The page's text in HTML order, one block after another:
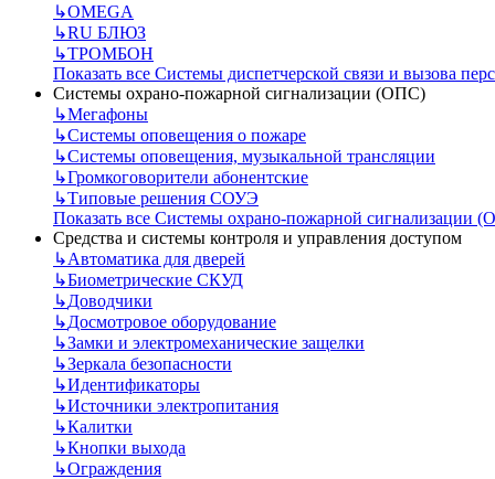
↳OMEGA
↳RU БЛЮЗ
↳ТРОМБОН
Показать все Системы диспетчерской связи и вызова
Системы охрано-пожарной сигнализации (ОПС)
↳Мегафоны
↳Системы оповещения о пожаре
↳Системы оповещения, музыкальной трансляции
↳Громкоговорители абонентские
↳Типовые решения СОУЭ
Показать все Системы охрано-пожарной сигнализации
Средства и системы контроля и управления доступом
↳Автоматика для дверей
↳Биометрические СКУД
↳Доводчики
↳Досмотровое оборудование
↳Замки и электромеханические защелки
↳Зеркала безопасности
↳Идентификаторы
↳Источники электропитания
↳Калитки
↳Кнопки выхода
↳Ограждения